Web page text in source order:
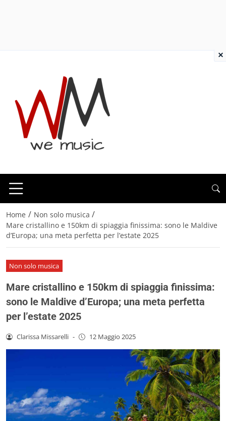
Home / Non solo musica /
Mare cristallino e 150km di spiaggia finissima: sono le Maldive
d’Europa; una meta perfetta per l’estate 2025
Non solo musica
Mare cristallino e 150km di spiaggia finissima:
sono le Maldive d’Europa; una meta perfetta
per l’estate 2025
Clarissa Missarelli - 12 Maggio 2025
×